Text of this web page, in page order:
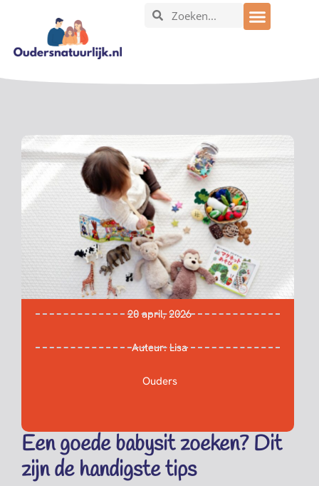
20 april, 2026
Auteur:Lisa
Ouders
Een goede babysit zoeken? Dit
zijn de handigste tips